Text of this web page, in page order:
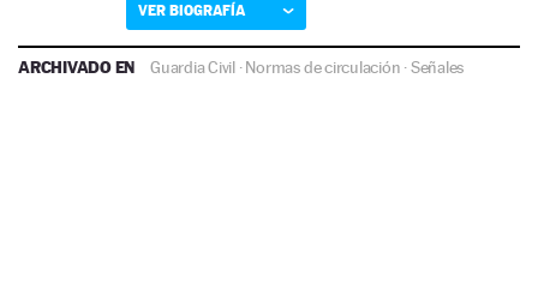
VER BIOGRAFÍA
ARCHIVADO EN Guardia Civil ·Normas de circulación ·Señales